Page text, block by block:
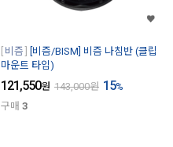
비즘
[비즘/BISM] 비즘 나침반 (클립
마운트 타입)
121,550원 143,000원 15%
구매 3